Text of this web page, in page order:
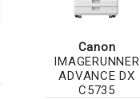
Canon
IMAGERUNNER
ADVANCE DX
C5735